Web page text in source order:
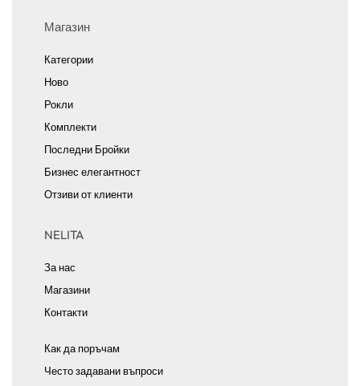
Магазин
Категории
Ново
Рокли
Комплекти
Последни Бройки
Бизнес елегантност
Отзиви от клиенти
NELITA
За нас
Магазини
Контакти
Как да поръчам
Често задавани въпроси